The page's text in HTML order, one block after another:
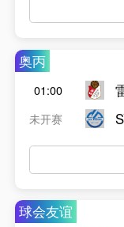
奥丙
01:00
未开赛
球会友谊